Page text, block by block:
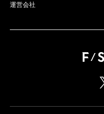
運営会社